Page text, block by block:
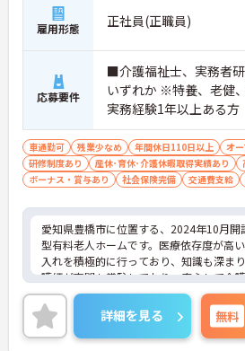
雇用形態 正社員(正職員)
応募要件
■介護福祉士、実務者
いずれか ※特養、老健
実務経験1年以上ある方
車通勤可 残業少なめ 年間休日110日以上
オ
研修制度あり
産休･育休･介護休暇取得実績あり
ボーナス・賞与あり
社会保険完備 交通費支給
愛知県豊橋市に位置する、2024年10月開
型有料老人ホームです。医療依存度が高
入れを積極的に行っており、知識も深ま
護師が夜間も常駐しており、安心して介
念できる環境です。
ご興味をお持ちの方には詳細の情報や面接
トをお伝えしますのでお気軽にお問い合
いませ。
詳細を見る 無料